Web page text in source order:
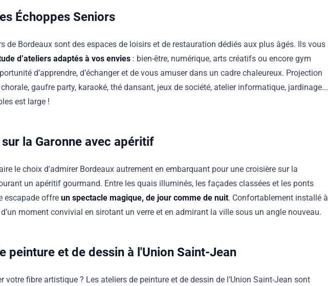
Échoppes Seniors
de Bordeaux sont des espaces de loisirs et de restauration dédiés aux plus âgés. Ils vous
d’ateliers adaptés à vos envies : bien-être, numérique, arts créatifs ou encore gym
d’apprendre, d’échanger et de vous amuser dans un cadre chaleureux. Projection
gaufre party, karaoké, thé dansant, jeux de société, atelier informatique, jardinage...
est large !
la Garonne avec apéritif
le choix d'admirer Bordeaux autrement en embarquant pour une croisière sur la
un apéritif gourmand. Entre les quais illuminés, les façades classées et les ponts
escapade offreun spectacle magique, de jour comme de nuit. Confortablement installé à
moment convivial en sirotant un verre et en admirant la ville sous un angle nouveau.
peinture et de dessin à l'Union Saint-Jean
votre fibre artistique ? Les ateliers de peinture et de dessin de l’Union Saint-Jean sont